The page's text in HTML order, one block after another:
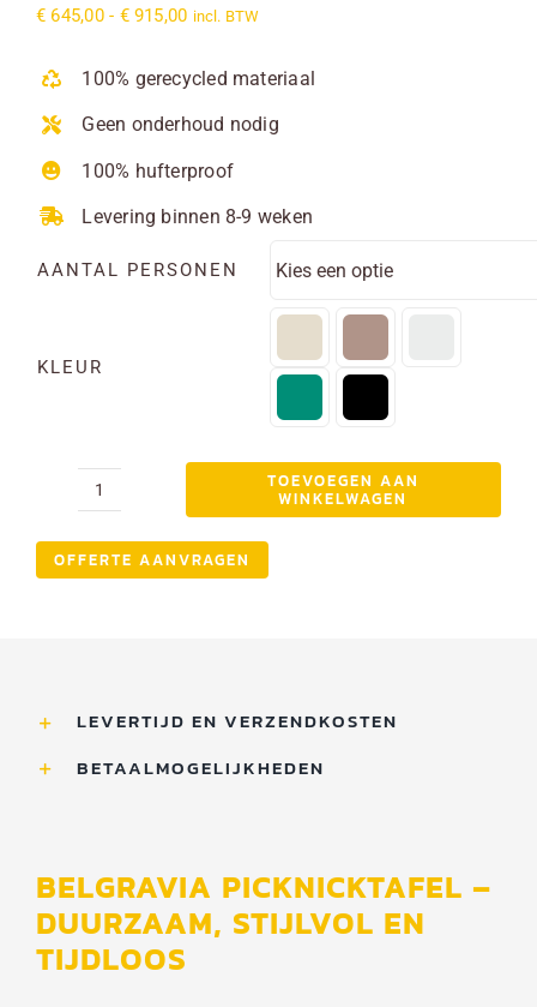
€ 645,00 - €915,00Prijsklasse:
€ 915,00
incl. BTW
100% gerecycled materiaal
Geen onderhoud nodig
100% hufterproof
Levering binnen 8-9 weken
AANTAL PERSONEN
KLEUR
Tuintafel
Belgravia
TOEVOEGEN AAN
WINKELWAGEN
OFFERTE AANVRAGEN
LEVERTIJD EN VERZENDKOSTEN
BETAALMOGELIJKHEDEN
BELGRAVIA PICKNICKTAFEL –
DUURZAAM, STIJLVOL EN
TIJDLOOS